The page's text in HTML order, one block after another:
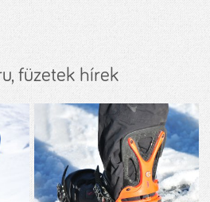
füzetek hírek